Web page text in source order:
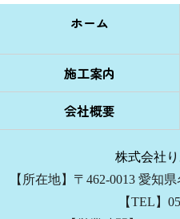
ホーム
施工案内
会社概要
株式会社
【所在地】〒462-0013 愛知
【TEL】